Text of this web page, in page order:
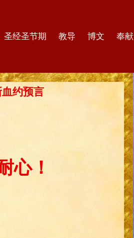
圣经圣节期 教导 博文 奉献
约预言
心！